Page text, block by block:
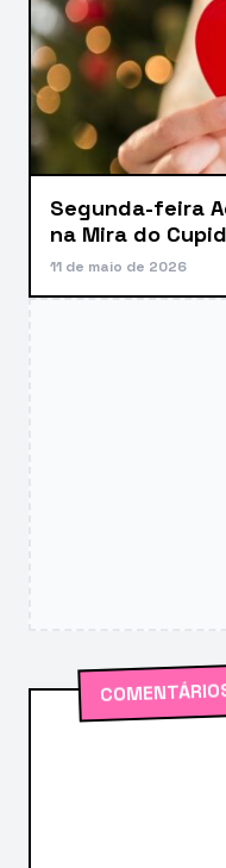
Segunda-feira
na Mira do
11 de maio de 2026